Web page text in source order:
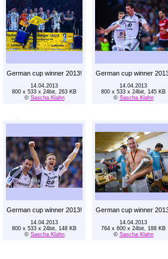
German cup winner 2013! German cup winner
14.04.2013
800 x 533 x 24bit, 263 KB
© Sascha Klahn
14.04.2013
800 x 533 x 24bit, 145 KB
© Sascha Klahn
German cup winner 2013! German cup winner
14.04.2013
800 x 533 x 24bit, 148 KB
© Sascha Klahn
14.04.2013
764 x 600 x 24bit, 188 KB
© Sascha Klahn